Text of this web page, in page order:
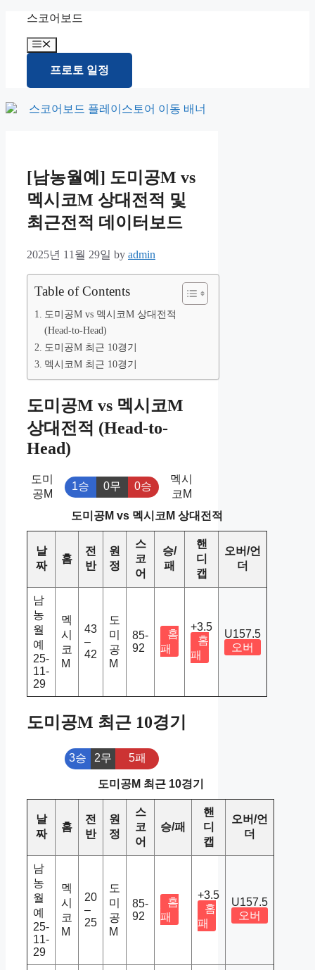
content
스코어보드
Menu
프로토 일정
[남농월예] 도미공M vs
멕시코M 상대전적 및
최근전적 데이터보드
2025년 11월 29일 by admin
Table of Contents
도미공M vs 멕시코M 상대전적
(Head-to-Head)
도미공M 최근 10경기
멕시코M 최근 10경기
도미공M vs 멕시코M
상대전적 (Head-to-
Head)
도미
공M
1승 0무 0승
멕시
코M
도미공M vs 멕시코M 상대전적
날
짜
홈
전
반
원
정
스
코
어
승/
패
핸
디
캡
오버/언
더
남
농
월
예
25-
11-
29
멕
시
코
M
43
–
42
도
미
공
M
85-
92
홈
패
+3.5
홈
패
U157.5
오버
도미공M 최근 10경기
3승 2무 5패
도미공M 최근 10경기
날
짜
홈
전
반
원
정
스
코
어
승/패
핸
디
캡
오버/언
더
남
농
월
예
25-
11-
29
멕
시
코
M
20
–
25
도
미
공
M
85-
92
홈
패
+3.5
홈
패
U157.5
오버